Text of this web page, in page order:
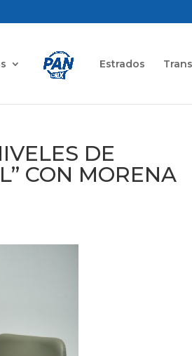
Estrados
DE
CON MORENA